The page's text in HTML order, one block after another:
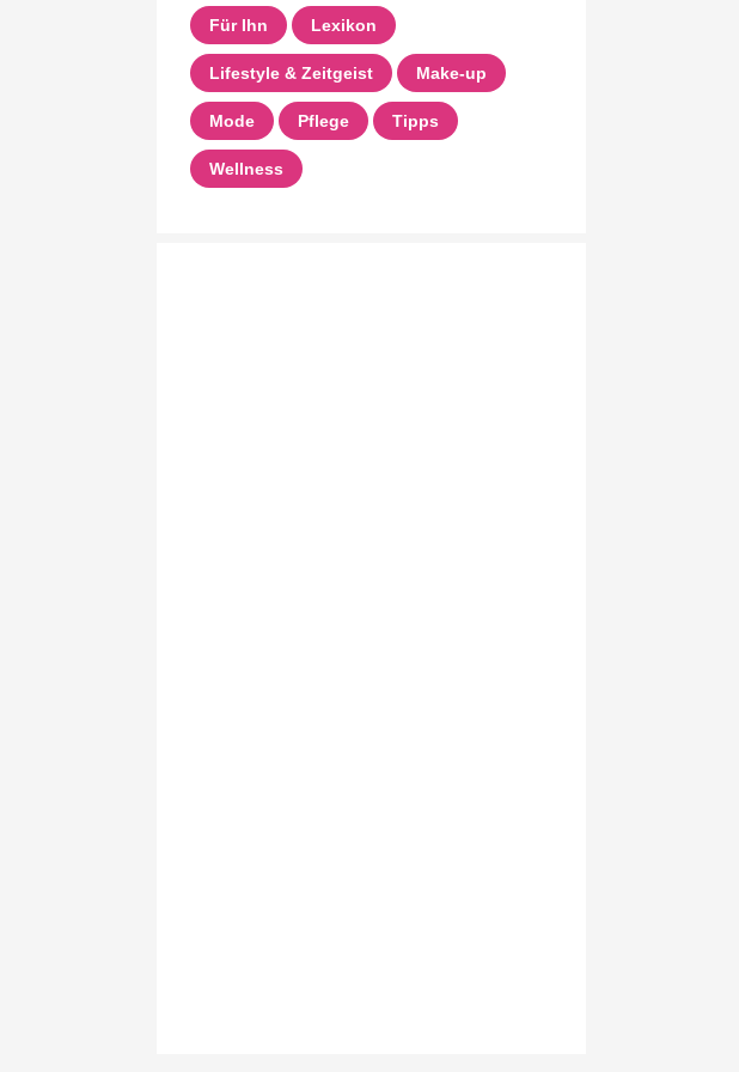
Für Ihn Lexikon
Lifestyle & Zeitgeist Make-up
Mode Pflege Tipps
Wellness